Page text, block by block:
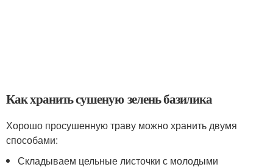
Как хранить сушеную зелень базилика
Хорошо просушенную траву можно хранить двумя
способами:
Складываем цельные листочки с молодыми